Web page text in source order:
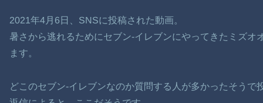
2021年4月6日、SNSに投稿された動画。
暑さから逃れるためにセブン-イレブンにやってきたミズオ
ます。
どこのセブン-イレブンなのか質問する人が多かったそうで